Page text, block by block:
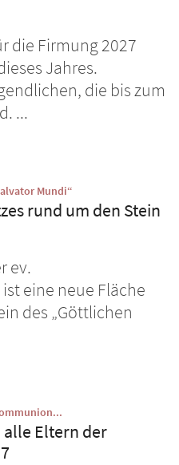
die Firmung 2027
Jahres.
die bis zum
...
Mundi“
rund um den Stein
ev.
eine neue Fläche
des „Göttlichen
alle Eltern der